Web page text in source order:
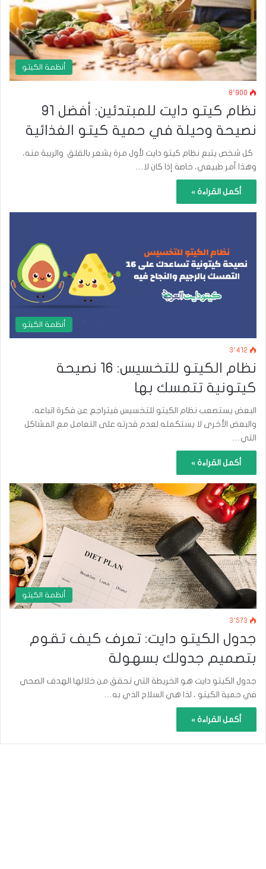
أنظمة الكيتو
8٬900
نظام كيتو دايت للمبتدئين: أفضل 91
نصيحة وحيلة في حمية كيتو الغذائية
كل شخص يتبع نظام كيتو دايت لأول مرة يشعر بالقلق والريبة منه،
وهذا أمر طبيعي، خاصة إذا كان لا…
أكمل القراءة »
أنظمة الكيتو
3٬412
نظام الكيتو للتخسيس: 16 نصيحة
كيتونية تتمسك بها
البعض يستصعب نظام الكيتو للتخسيس فيتراجع عن فكرة اتباعه،
والبعض الأخرى لا يستكمله لعدم قدرته على التعامل مع المشاكل
التي…
أكمل القراءة »
أنظمة الكيتو
3٬573
جدول الكيتو دايت: تعرف كيف تقوم
بتصميم جدولك بسهولة
جدول الكيتو دايت هو الخريطة التي تحقق من خلالها الهدف الصحي
في حمية الكيتو ، لذا هي السلاح الذي به…
أكمل القراءة »